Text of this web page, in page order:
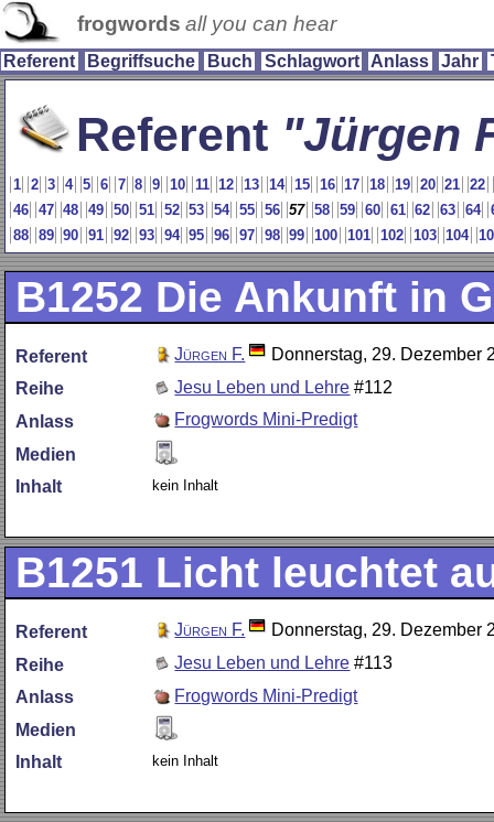
frogwords all you can hear
Referent Begriffsuche Buch Schlagwort Anlass Jahr
Referent Jürgen
1 2 3 4 5 6 7 8 9 10 11 12 13 14 15 16 17 18 19 20 21
22
46
47 48 49 50 51 52 53 54 55 56 57 58 59 60 61 62 63 64
88
89 90 91 92 93 94 95 96 97 98 99 100 101 102 103 104
B1252 Die Ankunft in
Referent Jürgen F.
Donnerstag, 29. Dezember
Reihe
Jesu Leben und Lehre #112
Anlass
Frogwords Mini-Predigt
Medien
Inhalt
kein Inhalt
B1251 Licht leuchtet
Referent Jürgen F.
Donnerstag, 29. Dezember
Reihe
Jesu Leben und Lehre #113
Anlass
Frogwords Mini-Predigt
Medien
Inhalt
kein Inhalt